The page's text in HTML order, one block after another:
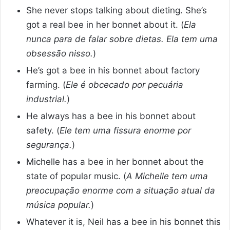
She never stops talking about dieting. She’s
got a real bee in her bonnet about it. (Ela
nunca para de falar sobre dietas. Ela tem uma
obsessão nisso.)
He’s got a bee in his bonnet about factory
farming. (Ele é obcecado por pecuária
industrial.)
He always has a bee in his bonnet about
safety. (Ele tem uma fissura enorme por
segurança.)
Michelle has a bee in her bonnet about the
state of popular music. (A Michelle tem uma
preocupação enorme com a situação atual da
música popular.)
Whatever it is, Neil has a bee in his bonnet this